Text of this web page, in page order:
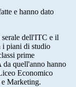
e hanno dato
dell'ITC e il
i piani di studio
prime
quell'anno hanno
Economico
Marketing.